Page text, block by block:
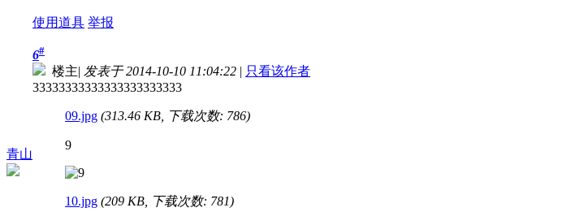
使用道具 举报
青山
6#
楼主| 发表于 2014-10-10 11:04:22 | 只看该作者
33333333333333333333333
09.jpg (313.46 KB, 下载次数: 786)
9
10.jpg (209 KB, 下载次数: 781)